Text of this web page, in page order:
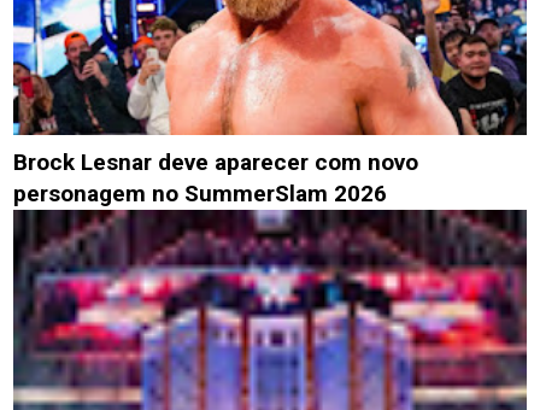
Brock Lesnar deve aparecer com novo
personagem no SummerSlam 2026